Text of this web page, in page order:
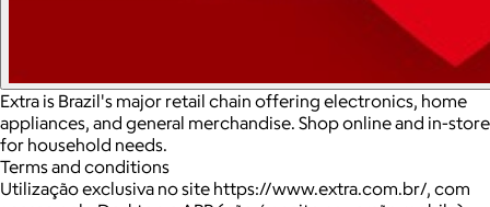
Extra is Brazil's major retail chain offering electronics, home
appliances, and general merchandise. Shop online and in-store
for household needs.
Terms and conditions
Utilização exclusiva no site https://www.extra.com.br/, com